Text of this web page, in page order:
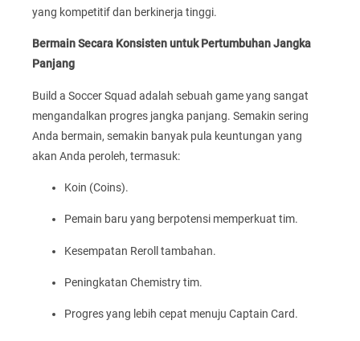
yang kompetitif dan berkinerja tinggi.
Bermain Secara Konsisten untuk Pertumbuhan Jangka
Panjang
Build a Soccer Squad adalah sebuah game yang sangat
mengandalkan progres jangka panjang. Semakin sering
Anda bermain, semakin banyak pula keuntungan yang
akan Anda peroleh, termasuk:
Koin (Coins).
Pemain baru yang berpotensi memperkuat tim.
Kesempatan Reroll tambahan.
Peningkatan Chemistry tim.
Progres yang lebih cepat menuju Captain Card.